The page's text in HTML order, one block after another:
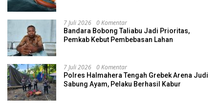
7 Juli 2026 0 Komentar
Bandara Bobong Taliabu Jadi Prioritas,
Pemkab Kebut Pembebasan Lahan
7 Juli 2026 0 Komentar
Polres Halmahera Tengah Grebek Arena Judi
Sabung Ayam, Pelaku Berhasil Kabur